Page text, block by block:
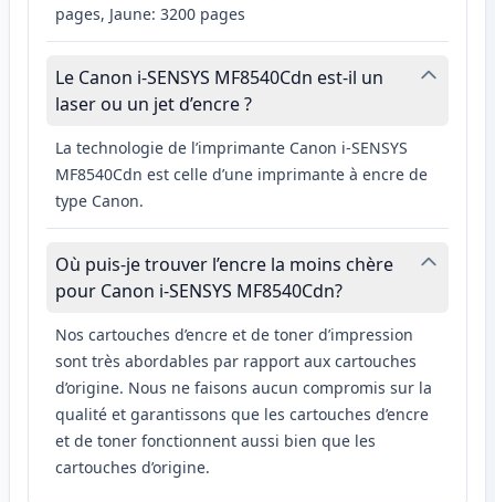
pages, Jaune: 3200 pages
Le Canon i-SENSYS MF8540Cdn est-il un
laser ou un jet d’encre ?
La technologie de l’imprimante Canon i-SENSYS
MF8540Cdn est celle d’une imprimante à encre de
type Canon.
Où puis-je trouver l’encre la moins chère
pour Canon i-SENSYS MF8540Cdn?
Nos cartouches d’encre et de toner d’impression
sont très abordables par rapport aux cartouches
d’origine. Nous ne faisons aucun compromis sur la
qualité et garantissons que les cartouches d’encre
et de toner fonctionnent aussi bien que les
cartouches d’origine.